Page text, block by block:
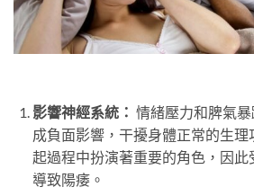
影響神經系統： 情緒壓力和脾氣
成負面影響，干擾身體正常的生
起過程中扮演著重要的角色，因
導致陽痿。